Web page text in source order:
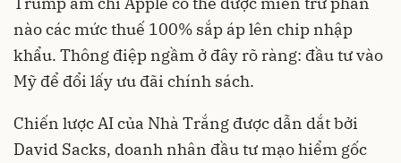
nào các mức thuế 100% sắp áp lên chip nhập
khẩu. Thông điệp ngầm ở đây rõ ràng: đầu tư vào
Mỹ để đổi lấy ưu đãi chính sách.
Chiến lược AI của Nhà Trắng được dẫn dắt bởi
David Sacks, doanh nhân đầu tư mạo hiểm gốc